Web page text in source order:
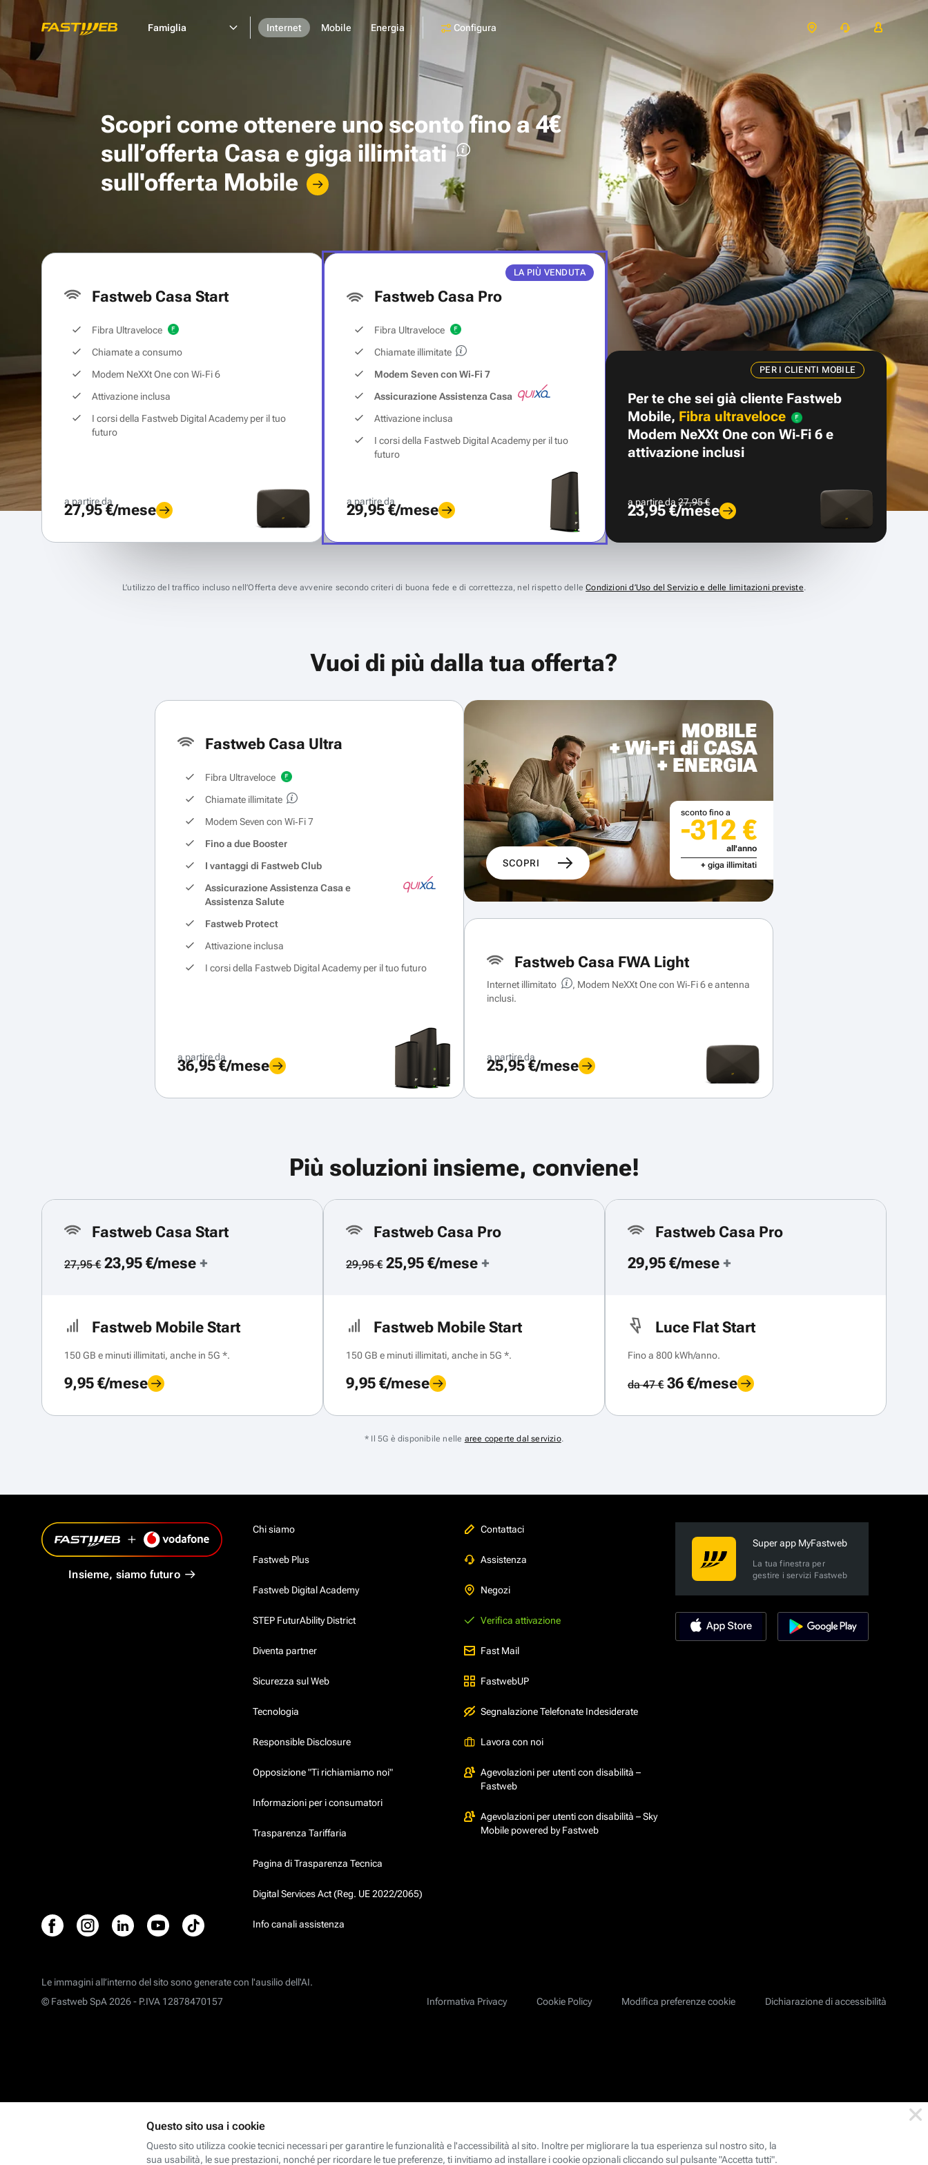
Famiglia Internet Mobile Energia Configura
Scopri come ottenere unosconto fino a 4€
sull’offerta Casa e giga illimitati
sull'offerta Mobile
Fastweb Casa Start
Fibra Ultraveloce
Chiamate a consumo
Modem NeXXt One con Wi‑Fi 6
Attivazione inclusa
I corsi della Fastweb Digital Academy per il tuo
futuro
a partire da
27,95 €/mese
LA PIÙ VENDUTA
Fastweb Casa Pro
Fibra Ultraveloce
Chiamate illimitate
Modem Seven con Wi‑Fi 7
Assicurazione Assistenza Casa
Attivazione inclusa
I corsi della Fastweb Digital Academy per il tuo
futuro
a partire da
29,95 €/mese
PER I CLIENTI MOBILE
Per te che sei già cliente Fastweb
Mobile, Fibra ultraveloce
Modem NeXXt One con Wi‑Fi 6 e
attivazione inclusi
a partire da27,95 €
23,95 €/mese
L’utilizzo del traffico incluso nell’Offerta deve avvenire secondo criteri di buona fede e di correttezza, nel rispetto delleCondizioni d’Uso del Servizio e delle limitazioni previste.
Vuoi di più dalla tua offerta?
Fastweb Casa Ultra
Fibra Ultraveloce
Chiamate illimitate
Modem Seven con Wi‑Fi 7
Fino a due Booster
I vantaggi di Fastweb Club
Assicurazione Assistenza Casa e
Assistenza Salute
Fastweb Protect
Attivazione inclusa
I corsi della Fastweb Digital Academy per il tuo futuro
a partire da
36,95 €/mese
MOBILE
+ Wi-Fi di CASA
+ ENERGIA
SCOPRI
sconto fino a
-312 €
all'anno
+ giga illimitati
Fastweb Casa FWA Light
Internet illimitato
, Modem NeXXt One con Wi‑Fi 6 e antenna
inclusi.
a partire da
25,95 €/mese
Più soluzioni insieme, conviene!
Fastweb Casa Start
27,95 €23,95 €/mese +
Fastweb Mobile Start
150 GB e minuti illimitati, anche in 5G *.
9,95 €/mese
Fastweb Casa Pro
29,95 €25,95 €/mese +
Fastweb Mobile Start
150 GB e minuti illimitati, anche in 5G *.
9,95 €/mese
Fastweb Casa Pro
29,95 €/mese +
Luce Flat Start
Fino a 800 kWh/anno.
da 47 €36 €/mese
* Il 5G è disponibile nelle aree coperte dal servizio.
Insieme, siamo futuro
Chi siamo
Fastweb Plus
Fastweb Digital Academy
STEP FuturAbility District
Diventa partner
Sicurezza sul Web
Tecnologia
Responsible Disclosure
Opposizione "Ti richiamiamo noi"
Informazioni per i consumatori
Trasparenza Tariffaria
Pagina di Trasparenza Tecnica
Digital Services Act (Reg. UE 2022/2065)
Info canali assistenza
Contattaci
Assistenza
Negozi
Verifica attivazione
Fast Mail
FastwebUP
Segnalazione Telefonate Indesiderate
Lavora con noi
Agevolazioni per utenti con disabilità –
Fastweb
Agevolazioni per utenti con disabilità – Sky
Mobile powered by Fastweb
Super app MyFastweb
La tua finestra per
gestire i servizi Fastweb
Le immagini all’interno del sito sono generate con l'ausilio dell'AI.
Informativa Privacy
Cookie Policy Modifica preferenze cookie Dichiarazione di accessibilità
© Fastweb SpA 2026 - P.IVA 12878470157